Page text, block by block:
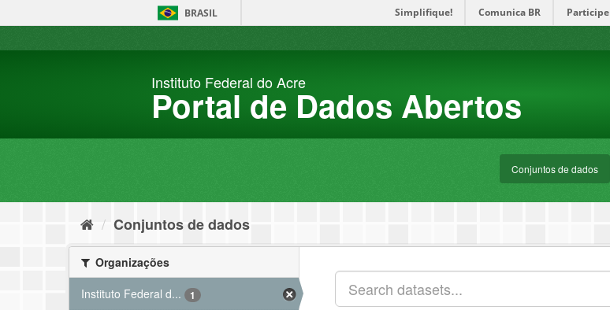
BRASIL Simplifique! Comunica BR Participe
Instituto Federal do Acre
Portal de Dados Abertos
Conjuntos de dados
Conjuntos de dados
Organizações
Instituto Federal d...
1